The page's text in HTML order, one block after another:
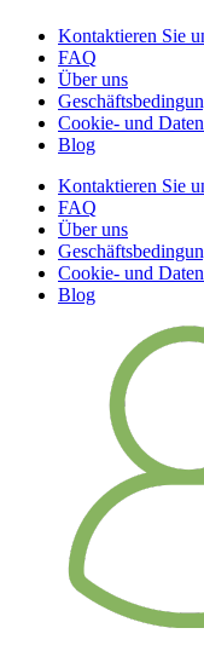
Kontaktieren Sie
FAQ
Über uns
Cookie- und
Blog
Kontaktieren Sie
FAQ
Über uns
Cookie- und
Blog